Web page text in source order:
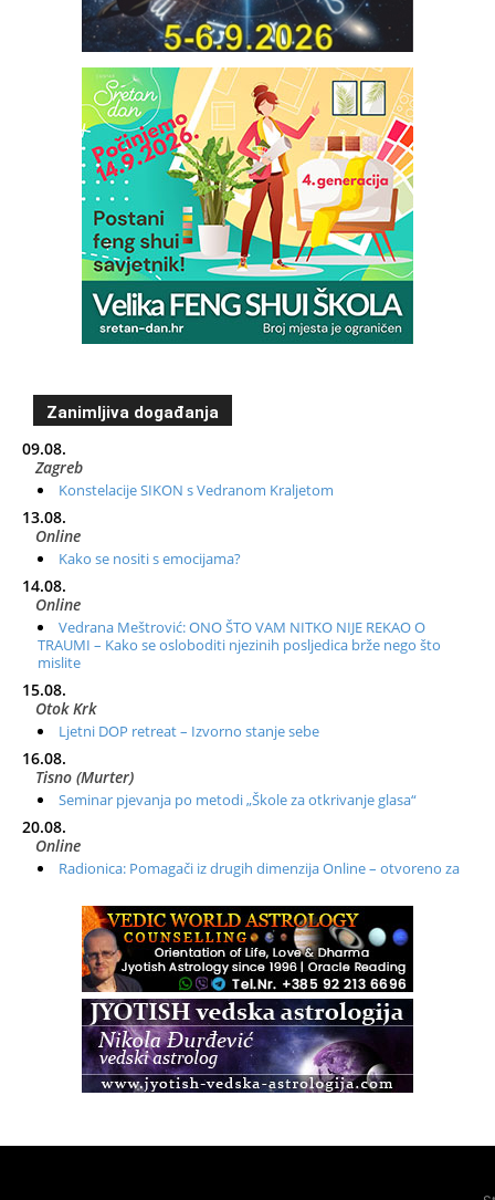
Zanimljiva događanja
09.08.
Zagreb
Konstelacije SIKON s Vedranom Kraljetom
13.08.
Online
Kako se nositi s emocijama?
14.08.
Online
Vedrana Meštrović: ONO ŠTO VAM NITKO NIJE REKAO O
TRAUMI – Kako se osloboditi njezinih posljedica brže nego što
mislite
15.08.
Otok Krk
Ljetni DOP retreat – Izvorno stanje sebe
16.08.
Tisno (Murter)
Seminar pjevanja po metodi „Škole za otkrivanje glasa“
20.08.
Online
Radionica: Pomagači iz drugih dimenzija Online – otvoreno za
Zagreb+Online
Osnovni ThetaHealing® tečaj, Zagreb i Online
Access BARS®, otpusti stres
Access Energetski Facelift®